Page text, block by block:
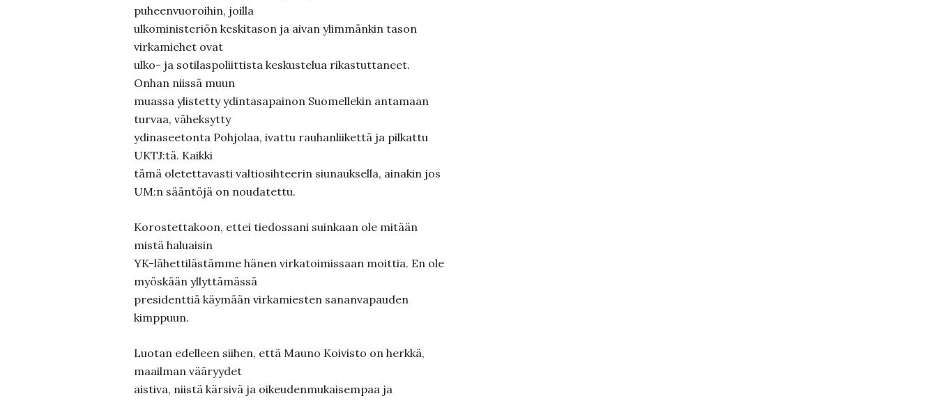
puheenvuoroihin, joilla
ulkoministeriön keskitason ja aivan ylimmänkin tason
virkamiehet ovat
ulko- ja sotilaspoliittista keskustelua rikastuttaneet.
Onhan niissä muun
muassa ylistetty ydintasapainon Suomellekin antamaan
turvaa, väheksytty
ydinaseetonta Pohjolaa, ivattu rauhanliikettä ja pilkattu
UKTJ:tä. Kaikki
tämä oletettavasti valtiosihteerin siunauksella, ainakin jos
UM:n sääntöjä on noudatettu.
Korostettakoon, ettei tiedossani suinkaan ole mitään
mistä haluaisin
YK-lähettilästämme hänen virkatoimissaan moittia. En ole
myöskään yllyttämässä
presidenttiä käymään virkamiesten sananvapauden
kimppuun.
Luotan edelleen siihen, että Mauno Koivisto on herkkä,
maailman vääryydet
aistiva, niistä kärsivä ja oikeudenmukaisempaa ja